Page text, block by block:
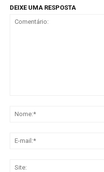
DEIXE UMA RESPOSTA